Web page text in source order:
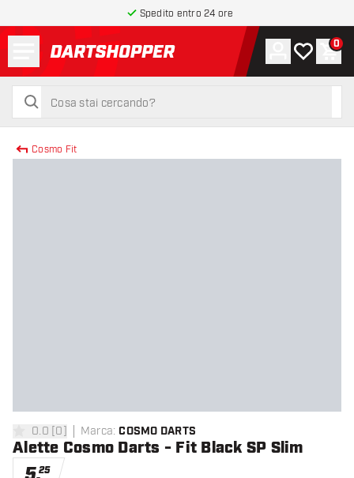
Spedito entro 24 ore
torna alla home page
cerca
cerca
Account
La mia0
Cosmo Fit
0 stelle di valutazione
0.0 [0] Marca: COSMO DARTS
Alette Cosmo Darts - Fit Black SP Slim
25